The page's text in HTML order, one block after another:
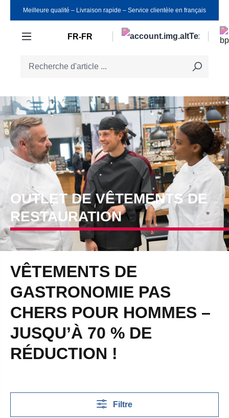
Passer au contenu principal
Meilleure qualité ‒ Livraison rapide ‒ Service clientèle en français
FR-FR
OUTLET DE VÊTEMENTS DE
RESTAURATION
VÊTEMENTS DE
GASTRONOMIE PAS
CHERS POUR HOMMES –
JUSQU’À 70 % DE
RÉDUCTION !
Filtre